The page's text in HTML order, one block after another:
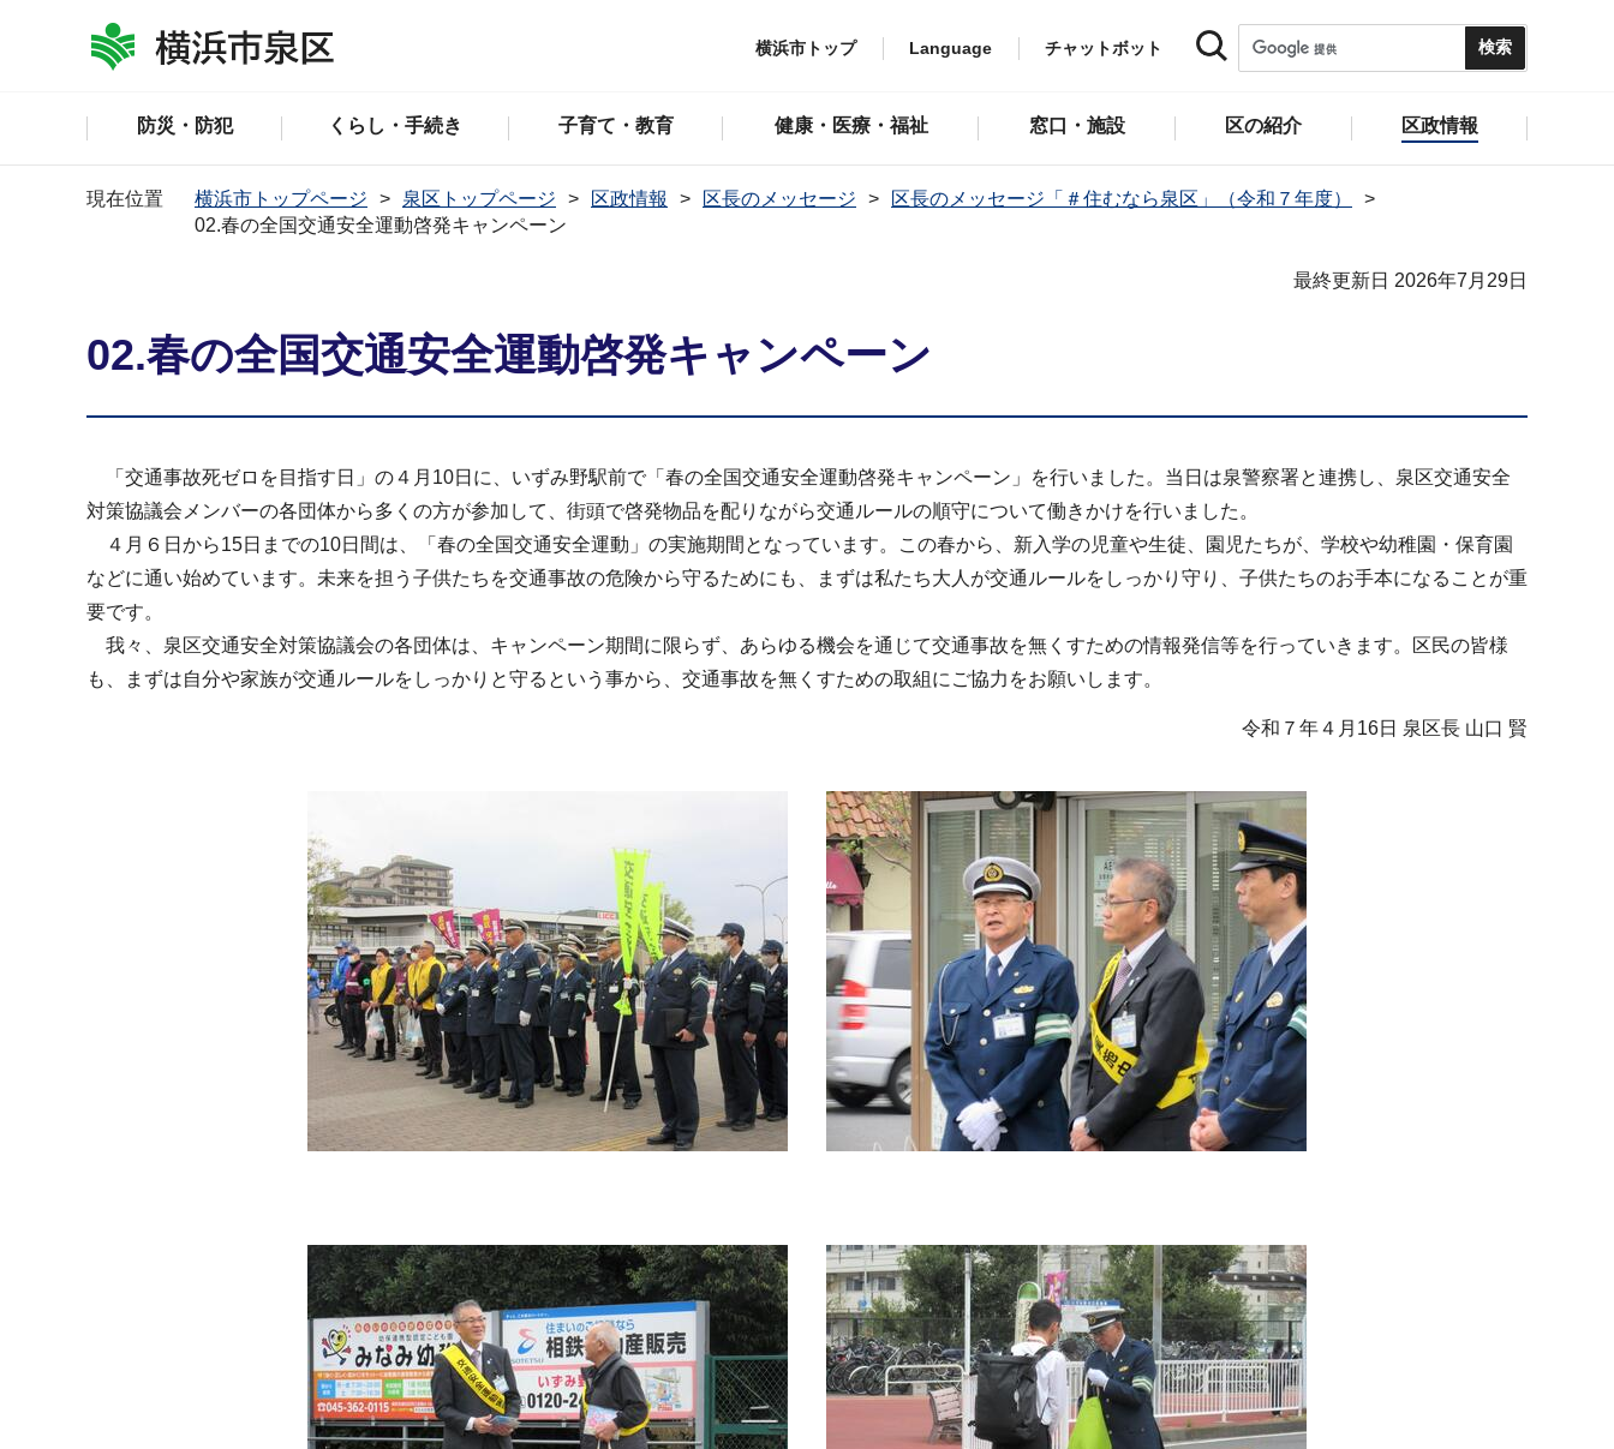
横浜市トップ Language チャットボット
防災・防犯 くらし・手続き 子育て・教育 健康・医療・福祉 窓口・施設 区の紹介 区政情報
現在位置 横浜市トップページ 泉区トップページ 区政情報 区長のメッセージ
区長のメッセージ「＃住むなら泉区」（令和７年度）
02.春の全国交通安全運動啓発キャンペーン
最終更新日 2026年7月29日
02.春の全国交通安全運動啓発キャンペーン
「交通事故死ゼロを目指す日」の４月10日に、いずみ野駅前で「春の全国交通安全運動啓発キャンペーン」を行いました。当日は泉警察署と連携し、泉区交通安全
対策協議会メンバーの各団体から多くの方が参加して、街頭で啓発物品を配りながら交通ルールの順守について働きかけを行いました。
４月６日から15日までの10日間は、「春の全国交通安全運動」の実施期間となっています。この春から、新入学の児童や生徒、園児たちが、学校や幼稚園・保育園
などに通い始めています。未来を担う子供たちを交通事故の危険から守るためにも、まずは私たち大人が交通ルールをしっかり守り、子供たちのお手本になることが重
要です。
我々、泉区交通安全対策協議会の各団体は、キャンペーン期間に限らず、あらゆる機会を通じて交通事故を無くすための情報発信等を行っていきます。区民の皆様
も、まずは自分や家族が交通ルールをしっかりと守るという事から、交通事故を無くすための取組にご協力をお願いします。
令和７年４月16日 泉区長 山口 賢